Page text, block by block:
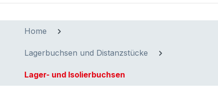
Home
Lagerbuchsen und Distanzstücke
Lager- und Isolierbuchsen